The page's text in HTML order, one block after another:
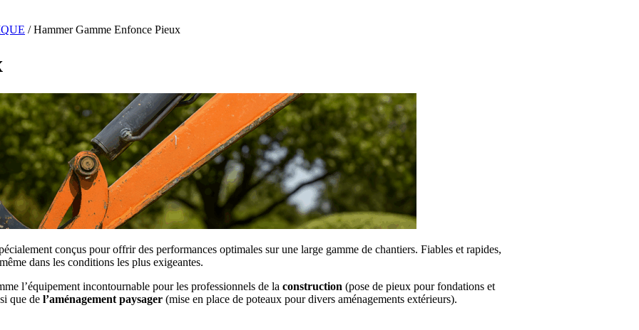
/ Hammer Gamme Enfonce Pieux
conçus pour offrir des performances optimales sur une large gamme de chantiers. Fiables et rapides,
dans les conditions les plus exigeantes.
l’équipement incontournable pour les professionnels de la construction (pose de pieux pour fondations et
que de l’aménagement paysager (mise en place de poteaux pour divers aménagements extérieurs).